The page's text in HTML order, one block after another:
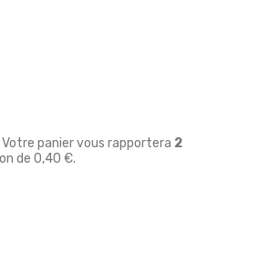
Votre panier vous rapportera 2
de 0,40 €.